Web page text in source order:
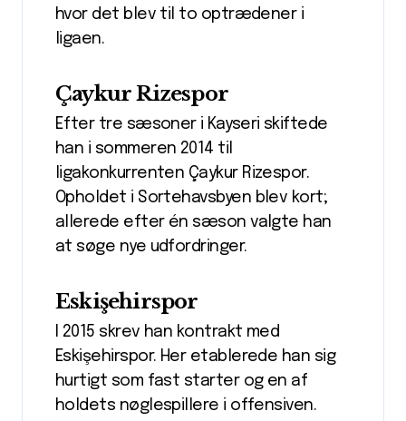
hvor det blev til to optrædener i
ligaen.
Çaykur Rizespor
Efter tre sæsoner i Kayseri skiftede
han i sommeren 2014 til
ligakonkurrenten Çaykur Rizespor.
Opholdet i Sortehavsbyen blev kort;
allerede efter én sæson valgte han
at søge nye udfordringer.
Eskişehirspor
I 2015 skrev han kontrakt med
Eskişehirspor. Her etablerede han sig
hurtigt som fast starter og en af
holdets nøglespillere i offensiven.